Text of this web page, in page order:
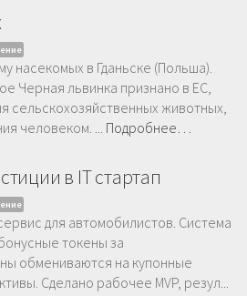
насекомых в Гданьске (Польша).
Черная львинка признано в ЕС,
сельскохозяйственных животных,
человеком. ... Подробнее…
в IT стартап
для автомобилистов. Система
токены за
обмениваются на купонные
Сделано рабочее MVP, резул...